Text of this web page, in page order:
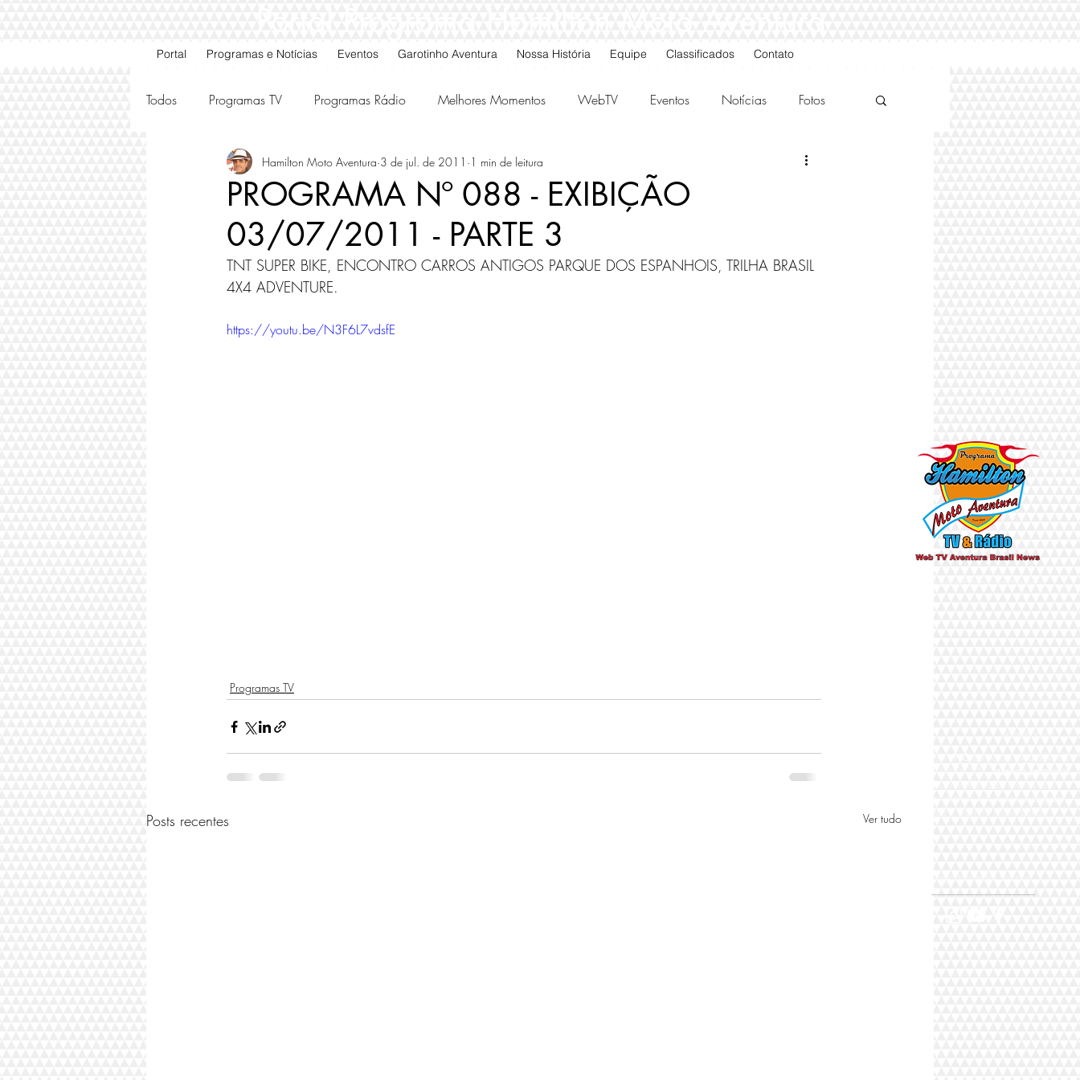
Portal Programas e Notícias Eventos Garotinho Aventura Nossa História Equipe Classificados Contato
Todos Programas TV Programas Rádio Melhores Momentos WebTV Eventos Notícias Fotos
Motos e Carros Antigos Amigos da Quarta Classificados
PROGRAMA Nº 088 - EXIBIÇÃO
03/07/2011 - PARTE 3
Hamilton Moto Aventura 3 de jul. de 2011 1 min de leitura
TNT SUPER BIKE, ENCONTRO CARROS ANTIGOS PARQUE DOS ESPANHOIS, TRILHA BRASIL
4X4 ADVENTURE.
https://youtu.be/N3F6L7vdsfE
Programas TV
Posts recentes Ver tudo